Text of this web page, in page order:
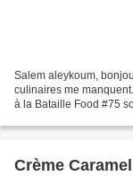
Salem aleykoum,
culinaires me
à la Bataille Food #75
Crème